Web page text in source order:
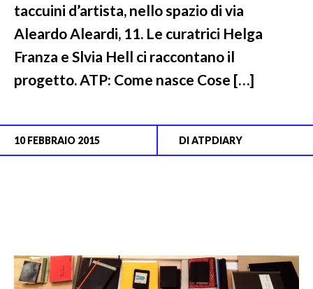
taccuini d’artista, nello spazio di via
Aleardo Aleardi, 11. Le curatrici Helga
Franza e Slvia Hell ci raccontano il
progetto. ATP: Come nasce Cose […]
10 FEBBRAIO 2015 DIATPDIARY